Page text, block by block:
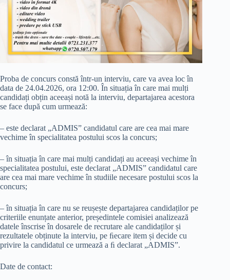
Proba de concurs constă într-un interviu, care va avea loc în
data de 24.04.2026, ora 12:00. În situația în care mai mulți
candidați obțin aceeași notă la interviu, departajarea acestora
se face după cum urmează:
– este declarat „ADMIS” candidatul care are cea mai mare
vechime în specialitatea postului scos la concurs;
– în situația în care mai mulți candidați au aceeași vechime în
specialitatea postului, este declarat „ADMIS” candidatul care
are cea mai mare vechime în studiile necesare postului scos la
concurs;
– în situația în care nu se reușește departajarea candidaților pe
criteriile enunțate anterior, președintele comisiei analizează
datele înscrise în dosarele de recrutare ale candidaților și
rezultatele obținute la interviu, pe ﬁecare item și decide cu
privire la candidatul ce urmează a ﬁ declarat „ADMIS”.
Date de contact: